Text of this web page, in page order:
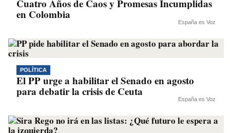
Cuatro Años de Caos y Promesas Incumplidas
en Colombia
España es Voz
POLÍTICA
El PP urge a habilitar el Senado en agosto
para debatir la crisis de Ceuta
España es Voz